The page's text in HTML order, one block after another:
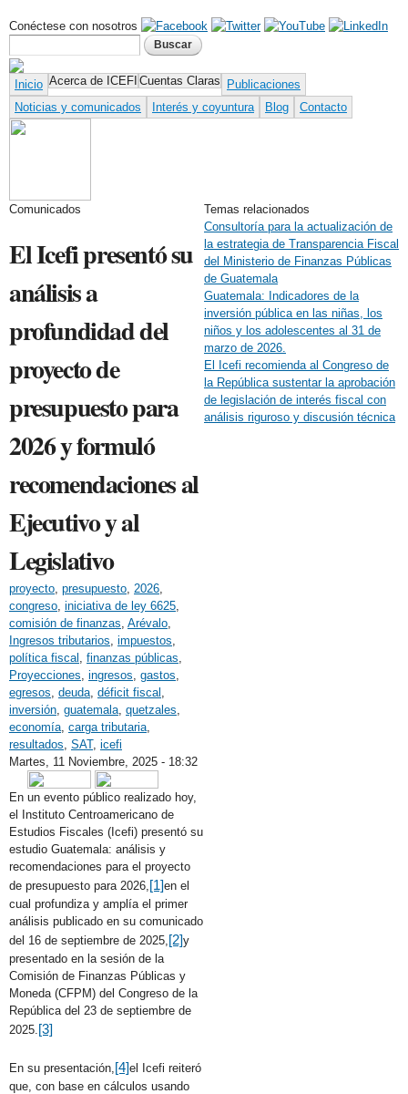
contenido
principal
Conéctese con nosotros
Formulario de búsqueda
Inicio Acerca de ICEFI Cuentas Claras
Publicaciones
Noticias y comunicados
Interés y coyuntura Blog Contacto
Comunicados
El Icefi presentó su
análisis a
profundidad del
proyecto de
presupuesto para
2026 y formuló
recomendaciones al
Ejecutivo y al
Legislativo
proyecto presupuesto 2026
congreso iniciativa de ley 6625
comisión de finanzas Arévalo
Ingresos tributarios impuestos
política fiscal
finanzas públicas
Proyecciones ingresos gastos
egresos deuda déficit fiscal
inversión guatemala quetzales
economía carga tributaria
resultados SAT, icefi
Martes, 11 Noviembre, 2025 - 18:32
Share on Facebook
Tweet Widget
Linkedin Share Button
En un evento público realizado hoy,
el Instituto Centroamericano de
Estudios Fiscales (Icefi) presentó su
estudio Guatemala: análisis y
recomendaciones para el proyecto
de presupuesto para 2026, [1]en el
cual profundiza y amplía el primer
análisis publicado en su comunicado
del 16 de septiembre de 2025, [2]y
presentado en la sesión de la
Comisión de Finanzas Públicas y
Moneda (CFPM) del Congreso de la
República del 23 de septiembre de
2025. [3]
En su presentación, [4]el Icefi reiteró
que, con base en cálculos usando
Temas relacionados
Consultoría para la actualización de
la estrategia de Transparencia Fiscal
del Ministerio de Finanzas Públicas
de Guatemala
Guatemala: Indicadores de la
inversión pública en las niñas, los
niños y los adolescentes al 31 de
marzo de 2026.
El Icefi recomienda al Congreso de
la República sustentar la aprobación
de legislación de interés fiscal con
análisis riguroso y discusión técnica